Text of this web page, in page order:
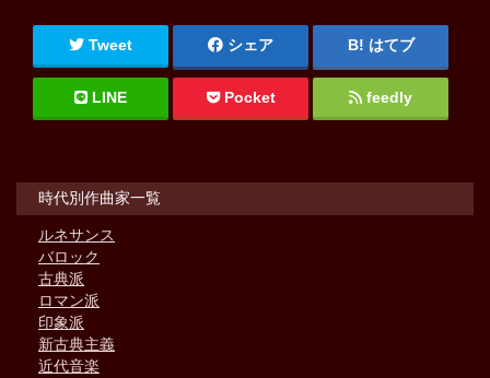
Tweet シェア はてブ
LINE Pocket feedly
時代別作曲家一覧
ルネサンス
バロック
古典派
ロマン派
印象派
新古典主義
近代音楽